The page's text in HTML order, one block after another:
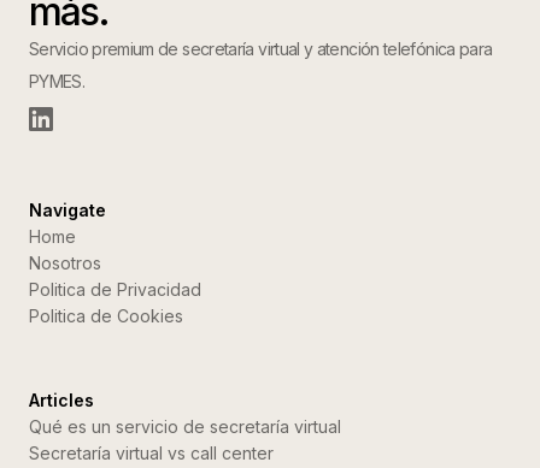
más.
Servicio premium de secretaría virtual y atención telefónica para
PYMES.
Navigate
Home
Nosotros
Politica de Privacidad
Politica de Cookies
Articles
Qué es un servicio de secretaría virtual
Secretaría virtual vs call center